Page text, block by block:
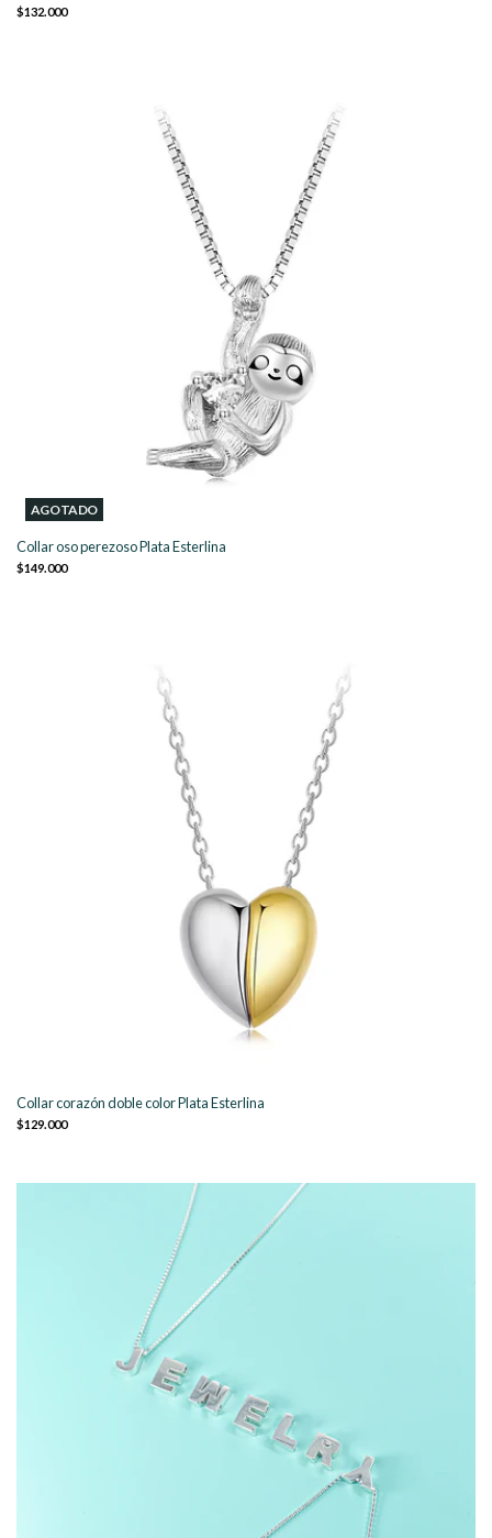
$132.000
AGOTADO
Collar oso perezoso Plata Esterlina
$149.000
Collar corazón doble color Plata Esterlina
$129.000